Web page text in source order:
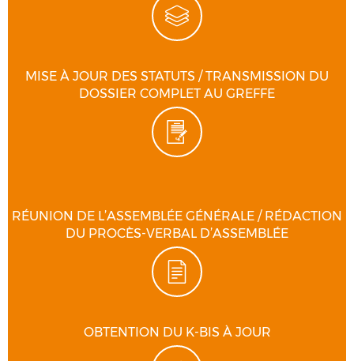
MISE À JOUR DES STATUTS / TRANSMISSION DU
DOSSIER COMPLET AU GREFFE
RÉUNION DE L’ASSEMBLÉE GÉNÉRALE / RÉDACTION
DU PROCÈS-VERBAL D’ASSEMBLÉE
OBTENTION DU K-BIS À JOUR